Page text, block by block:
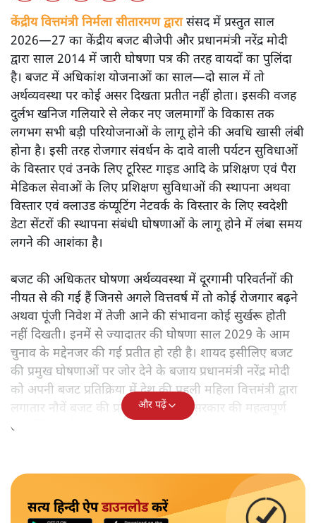
केंद्रीय वित्तमंत्री निर्मला सीतारमण द्वारासंसद में प्रस्तुत साल
2026—27 का केंद्रीय बजट बीजेपी और प्रधानमंत्री नरेंद्र मोदी
द्वारा साल 2014 में जारी घोषणा पत्र की तरह वायदों का पुलिंदा
है। बजट में अधिकांश योजनाओं का साल—दो साल में तो
अर्थव्यवस्था पर कोई असर दिखता प्रतीत नहीं होता। इसकी वजह
दुर्लभ खनिज गलियारे से लेकर नए जलमार्गों के विकास तक
लगभग सभी बड़ी परियोजनाओं के लागू होने की अवधि खासी लंबी
होना है। इसी तरह रोजगार संवर्धन के दावे वाली पर्यटन सुविधाओं
के विस्तार एवं उनके लिए टूरिस्ट गाइड आदि के प्रशिक्षण एवं पैरा
मेडिकल सेवाओं के लिए प्रशिक्षण सुविधाओं की स्थापना अथवा
विस्तार एवं क्लाउड कंप्यूटिंग नेटवर्क के विस्तार के लिए स्वदेशी
डेटा सेंटरों की स्थापना संबंधी घोषणाओं के लागू होने में लंबा समय
लगने की आशंका है।
बजट की अधिकतर घोषणा अर्थव्यवस्था में दूरगामी परिवर्तनों की
नीयत से की गई हैं जिनसे अगले वित्तवर्ष में तो कोई रोजगार बढ़ने
अथवा पूंजी निवेश में तेजी आने की संभावना कोई सुर्खरू होती
नहीं दिखती। इनमें से ज्यादातर की घोषणा साल 2029 के आम
चुनाव के मद्देनजर की गई प्रतीत हो रही है। शायद इसीलिए बजट
की प्रमुख घोषणाओं पर जोर देने के बजाय प्रधानमंत्री नरेंद्र मोदी
को अपनी बजट प्रतिक्रिया में देश की पहली महिला वित्तमंत्री द्वारा
लगातार नौवें बजट की प्रस्तुति को अपनी सरकार की महत्वपूर्ण
उपलब्धि बताने पर मजबूर होना पड़ा।
और पढ़ें
सत्य हिन्दी ऐपडाउनलोडकरें